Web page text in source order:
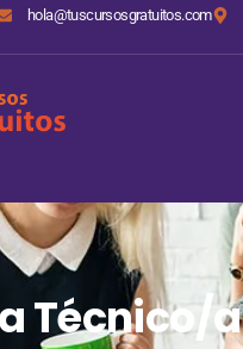
hola@tuscursosgratuitos.com
Técnico/